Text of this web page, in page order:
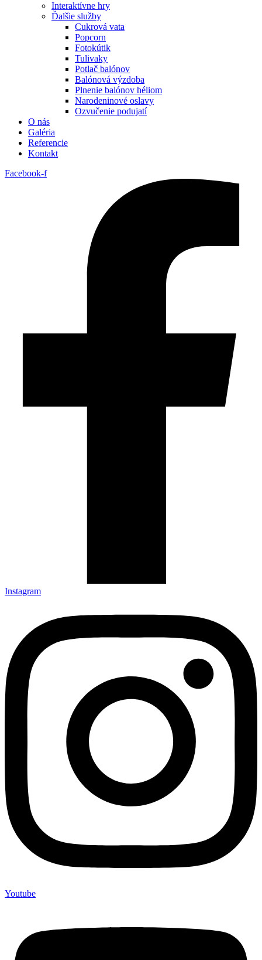
Interaktívne hry
Ďalšie služby
Cukrová vata
Popcorn
Fotokútik
Tulivaky
Potlač balónov
Balónová výzdoba
Plnenie balónov héliom
Narodeninové oslavy
Ozvučenie podujatí
O nás
Galéria
Referencie
Kontakt
Facebook-f
Instagram
Youtube